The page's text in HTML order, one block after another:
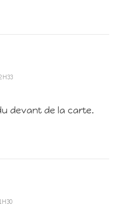
devant de la carte.